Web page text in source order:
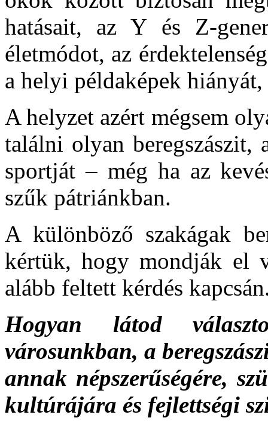
hatásait, az Y és Z-
életmódot, az
a helyi példaképek
A helyzet azért mégsem
találni olyan
sportját – még ha az
szűk pátriánkban.
A különböző szakágak
kértük, hogy mondják el
alább feltett kérdés
Hogyan látod
városunkban, a
annak népszerűségére,
kultúrájára és fejlettségi